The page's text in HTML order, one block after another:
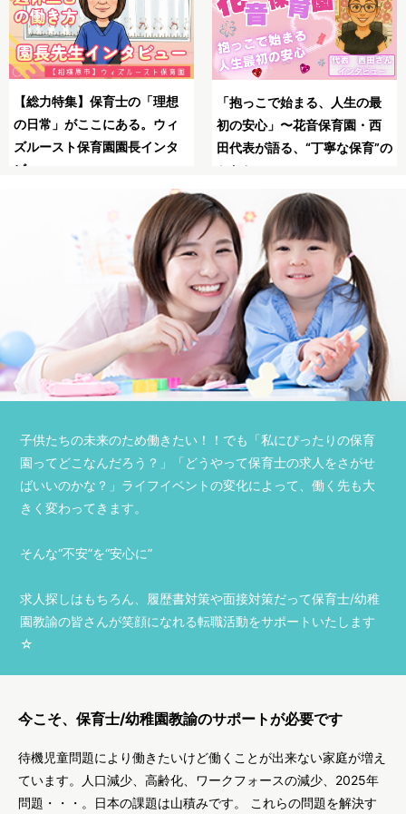
た保育士求人JOBS
る保育士求人JOBSで安全に転
職！
子供たちの未来のため働きたい！！でも「私にぴったりの保育
園ってどこなんだろう？」「どうやって保育士の求人をさがせ
ばいいのかな？」ライフイベントの変化によって、働く先も大
きく変わってきます。
そんな“不安”を“安心に”
求人探しはもちろん、履歴書対策や面接対策だって保育士/幼稚
園教諭の皆さんが笑顔になれる転職活動をサポートいたします
☆
今こそ、保育士/幼稚園教諭のサポートが必要です
待機児童問題により働きたいけど働くことが出来ない家庭が増え
ています。人口減少、高齢化、ワークフォースの減少、2025年
問題・・・。日本の課題は山積みです。 これらの問題を解決す